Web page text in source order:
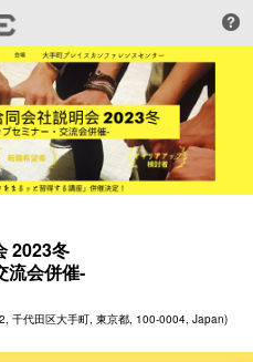
2023冬
流会併催-
千代田区大手町, 東京都, 100-0004, Japan)